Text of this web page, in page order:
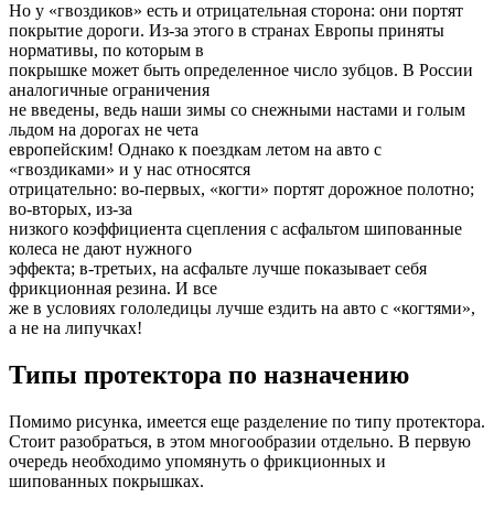
Но у «гвоздиков» есть и отрицательная сторона: они портят
покрытие дороги. Из-за этого в странах Европы приняты
нормативы, по которым в
покрышке может быть определенное число зубцов. В России
аналогичные ограничения
не введены, ведь наши зимы со снежными настами и голым
льдом на дорогах не чета
европейским! Однако к поездкам летом на авто с
«гвоздиками» и у нас относятся
отрицательно: во-первых, «когти» портят дорожное полотно;
во-вторых, из-за
низкого коэффициента сцепления с асфальтом шипованные
колеса не дают нужного
эффекта; в-третьих, на асфальте лучше показывает себя
фрикционная резина. И все
же в условиях гололедицы лучше ездить на авто с «когтями»,
а не на липучках!
Типы протектора по назначению
Помимо рисунка, имеется еще разделение по типу протектора.
Стоит разобраться, в этом многообразии отдельно. В первую
очередь необходимо упомянуть о фрикционных и
шипованных покрышках.